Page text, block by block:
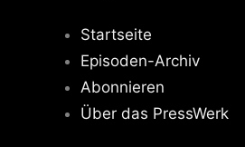
Startseite
Episoden-Archiv
Abonnieren
Über das PressWerk